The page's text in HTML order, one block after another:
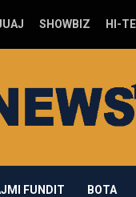
SHOWBIZ HI-
news1.com
FUNDIT BOTA